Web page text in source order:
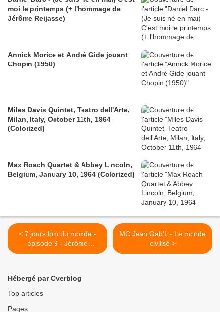
moi le printemps (+ l'hommage de
Jérôme Reijasse)
Annick Morice et André Gide jouant
Chopin (1950)
Miles Davis Quintet, Teatro dell'Arte,
Milan, Italy, October 11th, 1964
(Colorized)
Max Roach Quartet & Abbey Lincoln,
Belgium, January 10, 1964 (Colorized)
< 7 jours loin du monde -
épisode 9 - Jérôme
Reijasse (Anges téléréalité,
Show)
MC Jean Gab'1 - Le monde
civilisé >
Hébergé par Overblog
Top articles
Pages